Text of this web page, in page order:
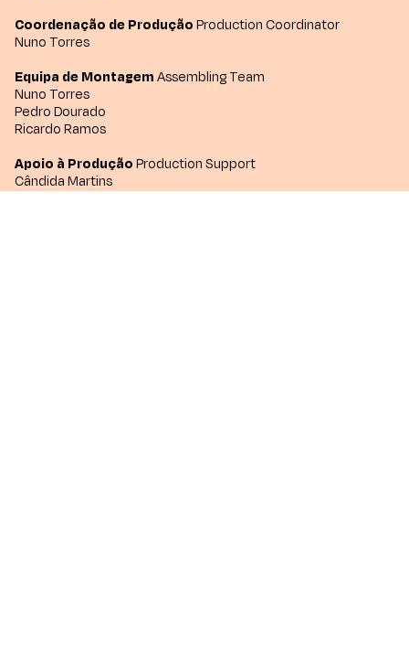
Coordenação de ProduçãoProduction Coordinator
Nuno Torres
Equipa de MontagemAssembling Team
Nuno Torres
Pedro Dourado
Ricardo Ramos
Apoio à ProduçãoProduction Support
Cândida Martins
Hugo Ramos